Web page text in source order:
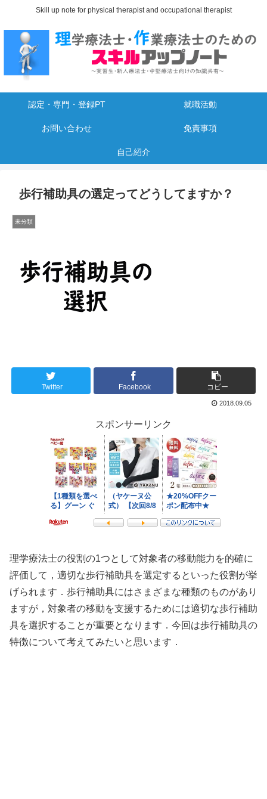
Skill up note for physical therapist and occupational therapist
認定・専門・登録PT 就職活動
お問い合わせ 免責事項
自己紹介
歩行補助具の選定ってどうしてますか？
未分類
Twitter Facebook コピー
2018.09.05
スポンサーリンク
理学療法士の役割の1つとして対象者の移動能力を的確に
評価して，適切な歩行補助具を選定するといった役割が挙
げられます．歩行補助具にはさまざまな種類のものがあり
ますが，対象者の移動を支援するためには適切な歩行補助
具を選択することが重要となります．今回は歩行補助具の
特徴について考えてみたいと思います．